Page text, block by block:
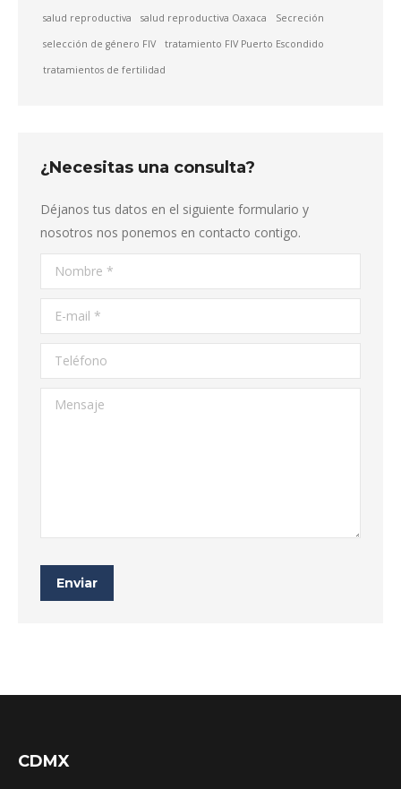
salud reproductiva salud reproductiva Oaxaca Secreción
selección de género FIV tratamiento FIV Puerto Escondido
tratamientos de fertilidad
¿Necesitas una consulta?
Déjanos tus datos en el siguiente formulario y
nosotros nos ponemos en contacto contigo.
Nombre *
E-mail *
Teléfono
Mensaje
Enviar
CDMX